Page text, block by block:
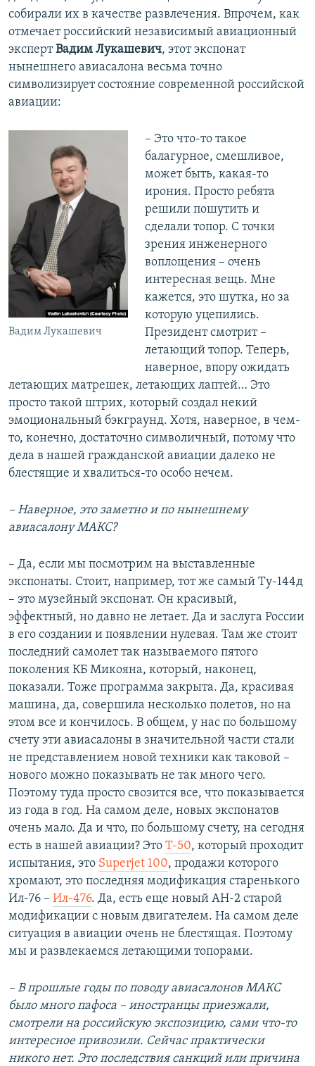
собирали их в качестве развлечения. Впрочем, как
отмечает российский независимый авиационный
экспертВадим Лукашевич, этот экспонат
нынешнего авиасалона весьма точно
символизирует состояние современной российской
авиации:
Вадим Лукашевич
– Это что-то такое
балагурное, смешливое,
может быть, какая-то
ирония. Просто ребята
решили пошутить и
сделали топор. С точки
зрения инженерного
воплощения – очень
интересная вещь. Мне
кажется, это шутка, но за
которую уцепились.
Президент смотрит –
летающий топор. Теперь,
наверное, впору ожидать
летающих матрешек, летающих лаптей… Это
просто такой штрих, который создал некий
эмоциональный бэкграунд. Хотя, наверное, в чем-
то, конечно, достаточно символичный, потому что
дела в нашей гражданской авиации далеко не
блестящие и хвалиться-то особо нечем.
– Наверное, это заметно и по нынешнему
авиасалону МАКС?
– Да, если мы посмотрим на выставленные
экспонаты. Стоит, например, тот же самый Ту-144д
– это музейный экспонат. Он красивый,
эффектный, но давно не летает. Да и заслуга России
в его создании и появлении нулевая. Там же стоит
последний самолет так называемого пятого
поколения КБ Микояна, который, наконец,
показали. Тоже программа закрыта. Да, красивая
машина, да, совершила несколько полетов, но на
этом все и кончилось. В общем, у нас по большому
счету эти авиасалоны в значительной части стали
не представлением новой техники как таковой –
нового можно показывать не так много чего.
Поэтому туда просто свозится все, что показывается
из года в год. На самом деле, новых экспонатов
очень мало. Да и что, по большому счету, на сегодня
есть в нашей авиации? Это Т-50, который проходит
испытания, это Superjet 100, продажи которого
хромают, это последняя модификация старенького
Ил-76 – Ил-476. Да, есть еще новый АН-2 старой
модификации с новым двигателем. На самом деле
ситуация в авиации очень не блестящая. Поэтому
мы и развлекаемся летающими топорами.
– В прошлые годы по поводу авиасалонов МАКС
было много пафоса – иностранцы приезжали,
смотрели на российскую экспозицию, сами что-то
интересное привозили. Сейчас практически
никого нет. Это последствия санкций или причина